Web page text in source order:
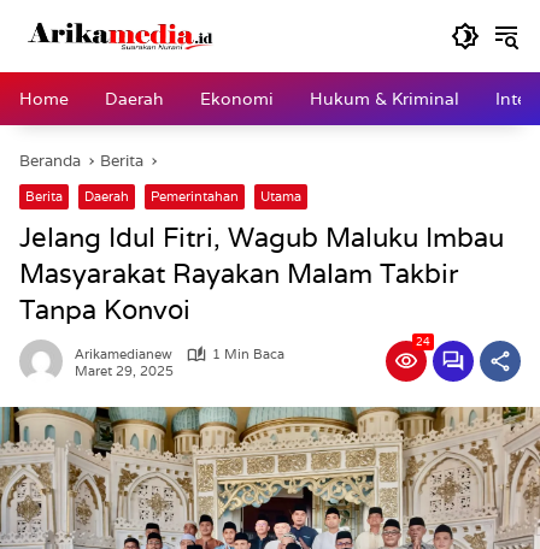
Home
Daerah Ekonomi Hukum & Kriminal
Beranda Berita
Berita Daerah Pemerintahan Utama
Jelang Idul Fitri, Wagub Maluku Imbau
Masyarakat Rayakan Malam Takbir
Tanpa Konvoi
Arikamedianew
1 Min Baca
Maret 29, 2025
24